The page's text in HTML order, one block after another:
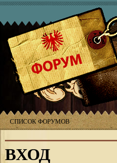
СПИСОК ФОРУМОВ
ВХОД